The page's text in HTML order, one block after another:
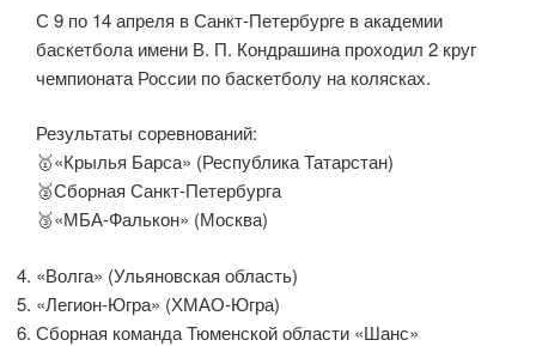
С 9 по 14 апреля в Санкт-Петербурге в академии
баскетбола имени В. П. Кондрашина проходил 2 круг
чемпионата России по баскетболу на колясках.
Результаты соревнований:
🥇«Крылья Барса» (Республика Татарстан)
🥈Сборная Санкт-Петербурга
🥉«МБА-Фалькон» (Москва)
«Волга» (Ульяновская область)
«Легион-Югра» (ХМАО-Югра)
Сборная команда Тюменской области «Шанс»